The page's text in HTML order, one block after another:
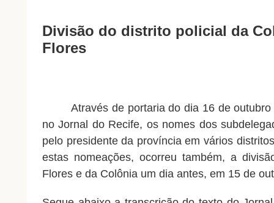
Divisão do distrito policial da
Flores
Através de portaria do dia 16 de
no Jornal do Recife, os nomes dos
pelo presidente da província em vários
estas nomeações, ocorreu também, a
Flores e da Colônia um dia antes, em 15 de